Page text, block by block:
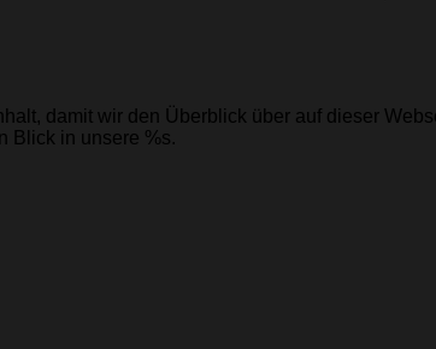
damit wir den Überblick über auf dieser
Blick in unsere %s.